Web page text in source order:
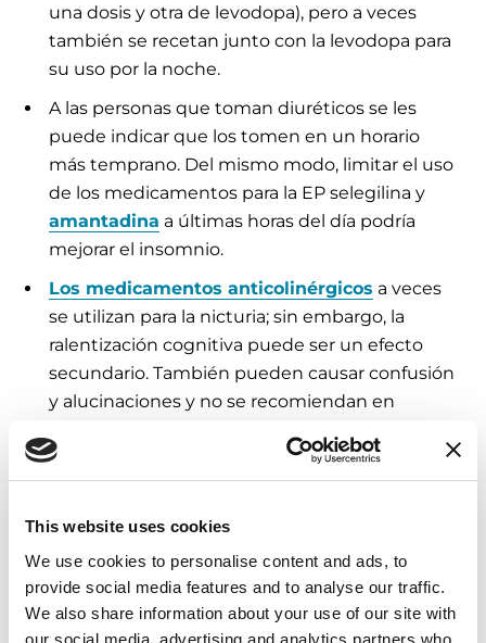
This website uses cookies
We use cookies to personalise content and ads, to
provide social media features and to analyse our traffic.
We also share information about your use of our site with
our social media, advertising and analytics partners who
una dosis y otra de levodopa), pero a veces
también se recetan junto con la levodopa para
su uso por la noche.
A las personas que toman diuréticos se les
puede indicar que los tomen en un horario
más temprano. Del mismo modo, limitar el uso
de los medicamentos para la EP selegilina y
amantadina a últimas horas del día podría
mejorar el insomnio.
Los medicamentos anticolinérgicos a veces
se utilizan para la nicturia; sin embargo, la
ralentización cognitiva puede ser un efecto
secundario. También pueden causar confusión
y alucinaciones y no se recomiendan en
La cafeína y algunos medicamentos
mental durante el día.
Bienestar mental:
Hable con su médico acerca
de los síntomas de depresión u otros desafíos
emocionales. La EP afecta zonas del cerebro que